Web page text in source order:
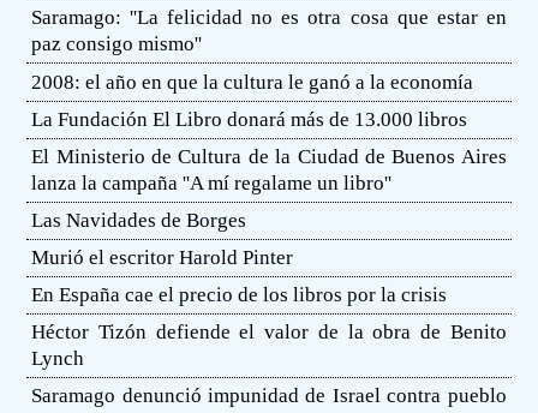
Saramago: ''La felicidad no es otra cosa que estar en
paz consigo mismo''
2008: el año en que la cultura le ganó a la economía
La Fundación El Libro donará más de 13.000 libros
El Ministerio de Cultura de la Ciudad de Buenos Aires
lanza la campaña ''A mí regalame un libro''
Las Navidades de Borges
Murió el escritor Harold Pinter
En España cae el precio de los libros por la crisis
Héctor Tizón defiende el valor de la obra de Benito
Lynch
Saramago denunció impunidad de Israel contra pueblo